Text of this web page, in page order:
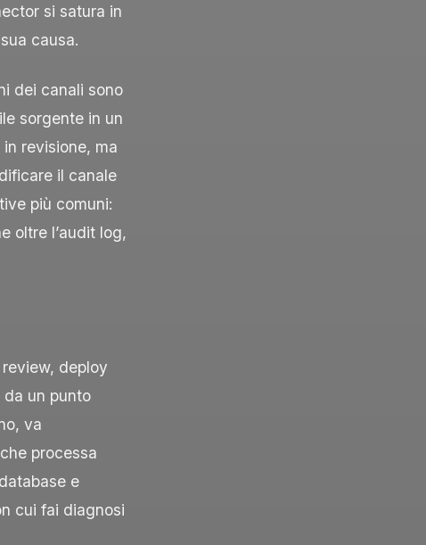
si satura in
causa.
dei canali sono
sorgente in un
revisione, ma
il canale
più comuni:
oltre l’audit log,
deploy
un punto
va
processa
e
cui fai diagnosi